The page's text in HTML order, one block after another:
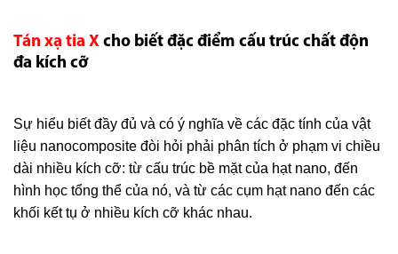
Tán xạ tia X cho biết đặc điểm cấu trúc chất độn
đa kích cỡ
Sự hiểu biết đầy đủ và có ý nghĩa về các đặc tính của vật
liệu nanocomposite đòi hỏi phải phân tích ở phạm vi chiều
dài nhiều kích cỡ: từ cấu trúc bề mặt của hạt nano, đến
hình học tổng thể của nó, và từ các cụm hạt nano đến các
khối kết tụ ở nhiều kích cỡ khác nhau.